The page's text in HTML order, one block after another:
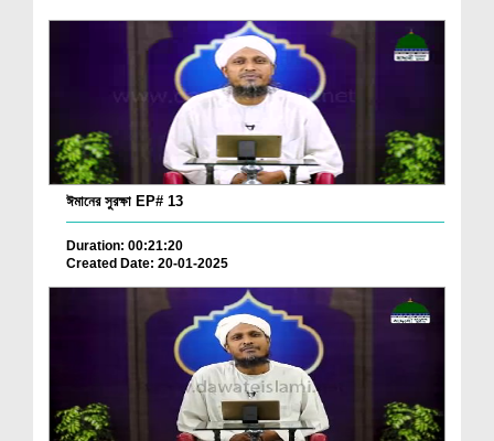
ঈমানের সুরক্ষা EP# 13
Duration: 00:21:20
Created Date: 20-01-2025